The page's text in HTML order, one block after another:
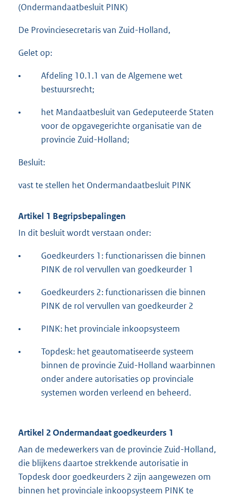
(Ondermandaatbesluit PINK)
De Provinciesecretaris van Zuid-Holland,
Gelet op:
•
Afdeling 10.1.1 van de Algemene wet
bestuursrecht;
•
het Mandaatbesluit van Gedeputeerde Staten
voor de opgavegerichte organisatie van de
provincie Zuid-Holland;
Besluit:
vast te stellen het Ondermandaatbesluit PINK
Artikel 1 Begripsbepalingen
In dit besluit wordt verstaan onder:
•
Goedkeurders 1: functionarissen die binnen
PINK de rol vervullen van goedkeurder 1
•
Goedkeurders 2: functionarissen die binnen
PINK de rol vervullen van goedkeurder 2
• PINK: het provinciale inkoopsysteem
•
Topdesk: het geautomatiseerde systeem
binnen de provincie Zuid-Holland waarbinnen
onder andere autorisaties op provinciale
systemen worden verleend en beheerd.
Artikel 2 Ondermandaat goedkeurders 1
Aan de medewerkers van de provincie Zuid-Holland,
die blijkens daartoe strekkende autorisatie in
Topdesk door goedkeurders 2 zijn aangewezen om
binnen het provinciale inkoopsysteem PINK te